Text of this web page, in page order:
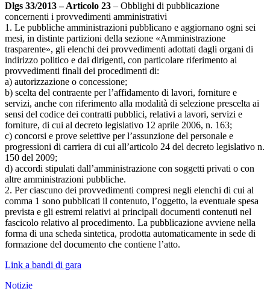
Dlgs 33/2013 – Articolo 23 – Obblighi di pubblicazione
concernenti i provvedimenti amministrativi
1. Le pubbliche amministrazioni pubblicano e aggiornano ogni sei
mesi, in distinte partizioni della sezione «Amministrazione
trasparente», gli elenchi dei provvedimenti adottati dagli organi di
indirizzo politico e dai dirigenti, con particolare riferimento ai
provvedimenti finali dei procedimenti di:
a) autorizzazione o concessione;
b) scelta del contraente per l’affidamento di lavori, forniture e
servizi, anche con riferimento alla modalità di selezione prescelta ai
sensi del codice dei contratti pubblici, relativi a lavori, servizi e
forniture, di cui al decreto legislativo 12 aprile 2006, n. 163;
c) concorsi e prove selettive per l’assunzione del personale e
progressioni di carriera di cui all’articolo 24 del decreto legislativo n.
150 del 2009;
d) accordi stipulati dall’amministrazione con soggetti privati o con
altre amministrazioni pubbliche.
2. Per ciascuno dei provvedimenti compresi negli elenchi di cui al
comma 1 sono pubblicati il contenuto, l’oggetto, la eventuale spesa
prevista e gli estremi relativi ai principali documenti contenuti nel
fascicolo relativo al procedimento. La pubblicazione avviene nella
forma di una scheda sintetica, prodotta automaticamente in sede di
formazione del documento che contiene l’atto.
Link a bandi di gara
Notizie